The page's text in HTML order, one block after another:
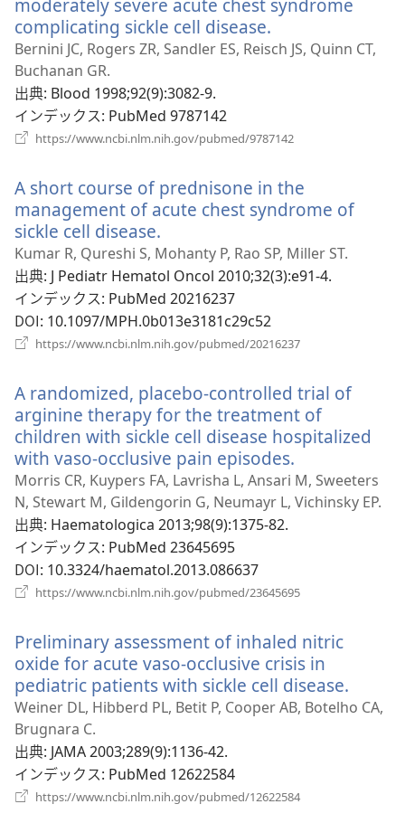
開
complicating sickle cell disease.
し
で
く）
Bernini JC, Rogers ZR, Sandler ES, Reisch JS, Quinn CT,
Buchanan GR.
出典‎: Blood 1998;92(9):3082-9.
インデックス‎: PubMed 9787142
https://www.ncbi.nlm.nih.gov/pubmed/9787142
タ
ブ
で
く）
A short course of prednisone in the
management of acute chest syndrome of
sickle cell disease.
し
い
タ
ブ
で
く）
Kumar R, Qureshi S, Mohanty P, Rao SP, Miller ST.
出典‎: J Pediatr Hematol Oncol 2010;32(3):e91-4.
インデックス‎: PubMed 20216237
DOI‎: 10.1097/MPH.0b013e3181c29c52
https://www.ncbi.nlm.nih.gov/pubmed/20216237
タ
ブ
で
開
A randomized, placebo-controlled trial of
arginine therapy for the treatment of
children with sickle cell disease hospitalized
with vaso-occlusive pain episodes.
し
い
開
Morris CR, Kuypers FA, Lavrisha L, Ansari M, Sweeters
N, Stewart M, Gildengorin G, Neumayr L, Vichinsky EP.
出典‎: Haematologica 2013;98(9):1375-82.
インデックス‎: PubMed 23645695
DOI‎: 10.3324/haematol.2013.086637
https://www.ncbi.nlm.nih.gov/pubmed/23645695
タ
ブ
で
開
く）
Preliminary assessment of inhaled nitric
oxide for acute vaso-occlusive crisis in
pediatric patients with sickle cell disease.
し
Weiner DL, Hibberd PL, Betit P, Cooper AB, Botelho CA,
Brugnara C.
出典‎: JAMA 2003;289(9):1136-42.
インデックス‎: PubMed 12622584
https://www.ncbi.nlm.nih.gov/pubmed/12622584